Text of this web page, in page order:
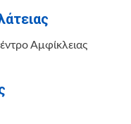
Αμφίκλειας